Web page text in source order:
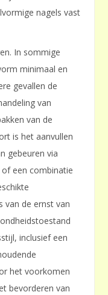
nagels vast
In sommige
minimaal en
gevallen de
van
van de
is het aanvullen
gebeuren via
een combinatie
van de ernst van
inclusief een
het voorkomen
bevorderen van